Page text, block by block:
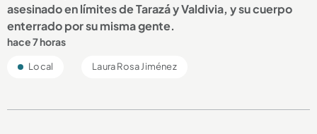
asesinado en límites de Tarazá y Valdivia, y su cuerpo
enterrado por su misma gente.
hace 7 horas
Local Laura Rosa Jiménez